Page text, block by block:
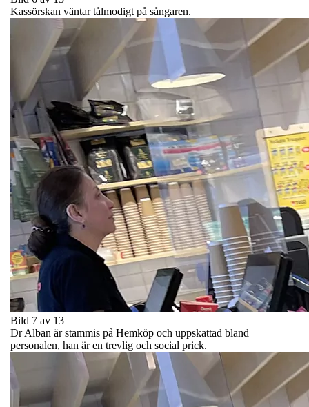
Kassörskan väntar tålmodigt på sångaren.
Bild 7 av 13
Dr Alban är stammis på Hemköp och uppskattad bland
personalen, han är en trevlig och social prick.